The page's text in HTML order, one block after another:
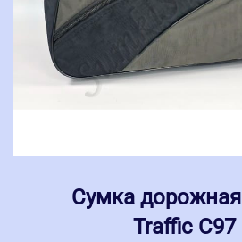
Сумка
Traffic С97